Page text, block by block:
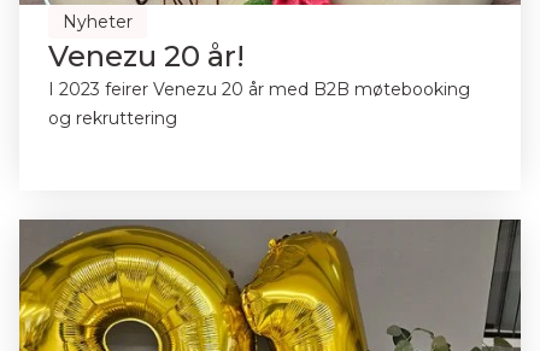
Nyheter
Venezu 20 år!
I 2023 feirer Venezu 20 år med B2B møtebooking
og rekruttering